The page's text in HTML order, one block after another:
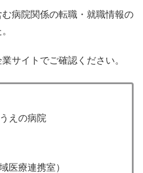
病院関係の転職・就職情報の
サイトでご確認ください。
えの病院
医療連携室）